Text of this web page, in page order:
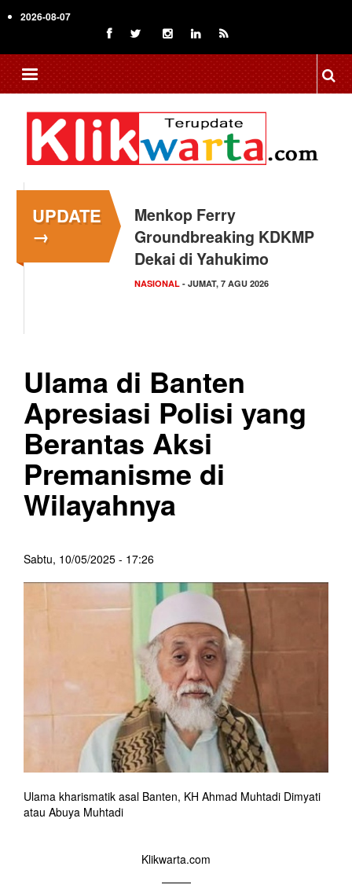
to
content
2026-08-07
UPDATE
→
Menkop Ferry
Groundbreaking KDKMP
Dekai di Yahukimo
NASIONAL - JUMAT, 7 AGU 2026
Ulama di Banten
Apresiasi Polisi yang
Berantas Aksi
Premanisme di
Wilayahnya
Sabtu, 10/05/2025 - 17:26
Ulama kharismatik asal Banten, KH Ahmad Muhtadi Dimyati
atau Abuya Muhtadi
Klikwarta.com